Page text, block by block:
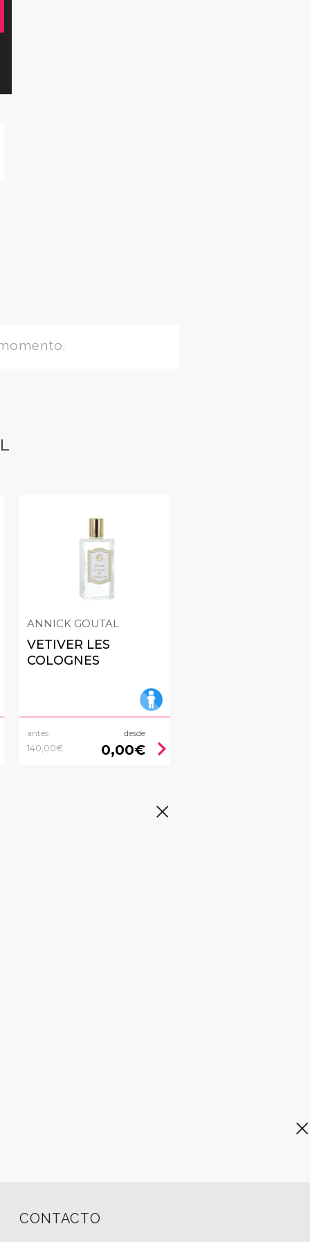
ANNICK GOUTAL
VETIVER LES
COLOGNES
antes
140,00€
desde
0,00€ chevron_right
CONTACTO